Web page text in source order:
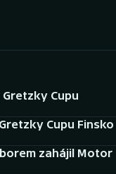
Cupu
Cupu Finsko
zahájil Motor